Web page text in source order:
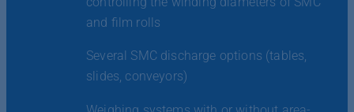
and film rolls
Several SMC discharge options (tables,
slides, conveyors)